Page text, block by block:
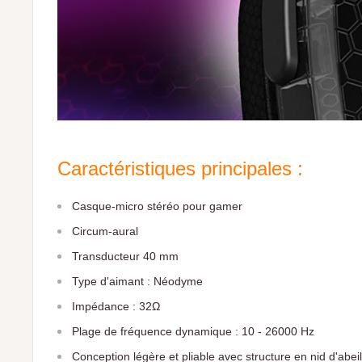
Caractéristiques principales :
Casque-micro stéréo pour gamer
Circum-aural
Transducteur 40 mm
Type d'aimant : Néodyme
Impédance : 32Ω
Plage de fréquence dynamique : 10 - 26000 Hz
Conception légère et pliable avec structure en nid